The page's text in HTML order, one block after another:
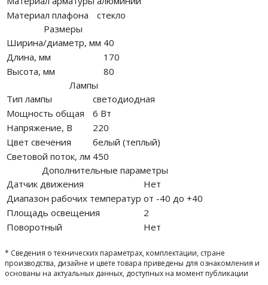
Материал плафона
стекло
Размеры
Ширина/диаметр, мм 40
Длина, мм
170
Высота, мм
80
Лампы
Тип лампы
светодиодная
Мощность общая
6 Вт
Напряжение, В
220
Цвет свечения
белый (теплый)
Световой поток, лм 450
Дополнительные параметры
Датчик движения
Нет
Диапазон рабочих температур от -40 до +40
Площадь освещения
2
Поворотный
Нет
* Сведения о технических параметрах, комплектации, стране
производства, дизайне и цвете товара приведены для ознакомления и
основаны на актуальных данных, доступных на момент публикации